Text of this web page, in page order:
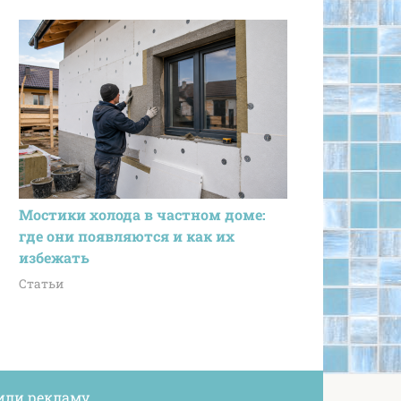
Мостики холода в частном доме:
где они появляются и как их
избежать
Статьи
рекламу